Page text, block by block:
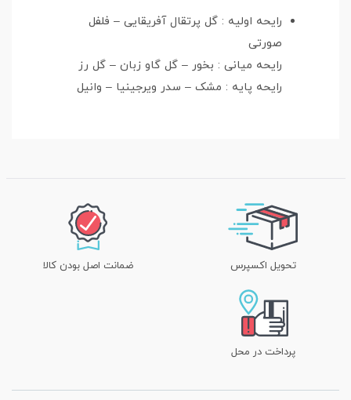
رایحه اولیه : گل پرتقال آفریقایی – فلفل
صورتی
رایحه میانی : بخور – گل گاو زبان – گل رز
رایحه پایه : مشک – سدر ویرجینیا – وانیل
تحویل اکسپرس ضمانت اصل بودن کالا
پرداخت در محل